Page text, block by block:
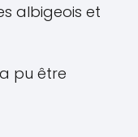
albigeois et
pu être